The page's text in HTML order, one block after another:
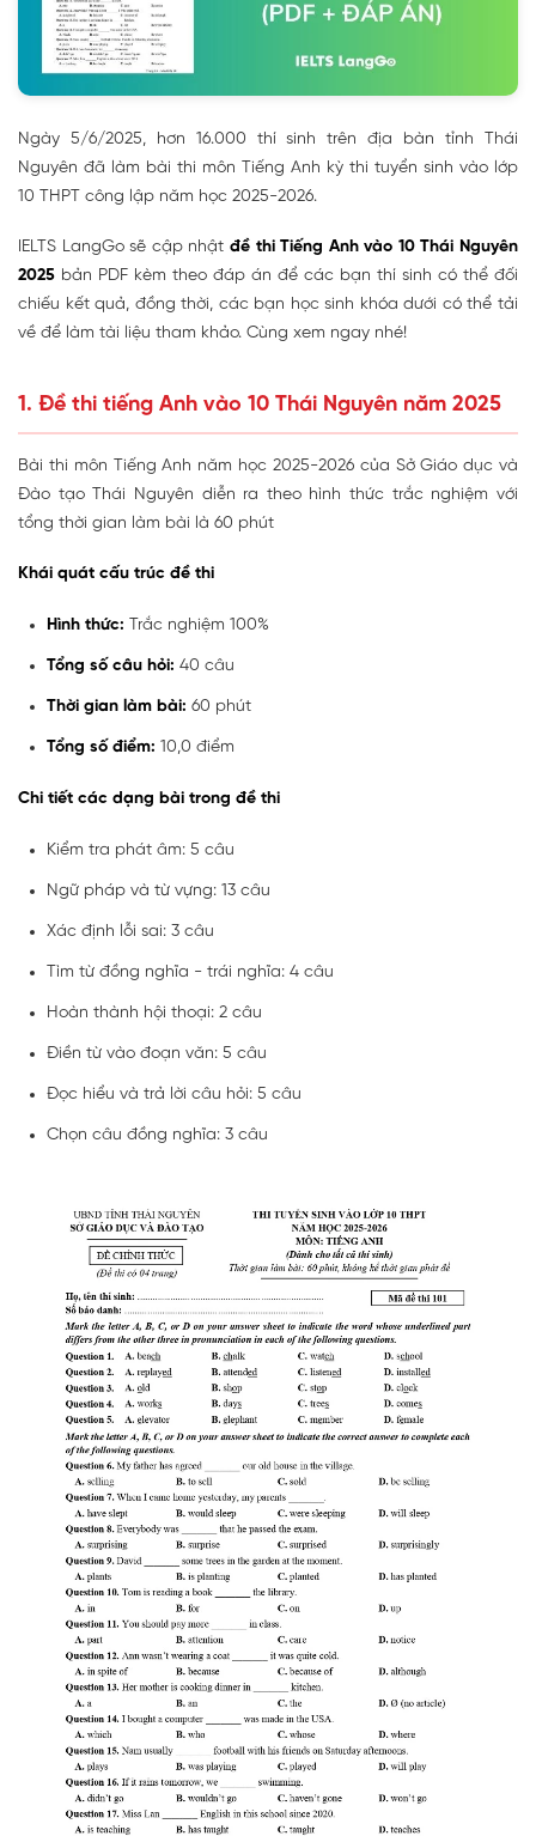
Ngày 5/6/2025, hơn 16.000 thí sinh trên địa bàn tỉnh Thái
Nguyên đã làm bài thi môn Tiếng Anh kỳ thi tuyển sinh vào lớp
10 THPT công lập năm học 2025-2026.
IELTS LangGo sẽ cập nhật đề thi Tiếng Anh vào 10 Thái Nguyên
2025 bản PDF kèm theo đáp án để các bạn thí sinh có thể đối
chiếu kết quả, đồng thời, các bạn học sinh khóa dưới có thể tải
về để làm tài liệu tham khảo. Cùng xem ngay nhé!
1. Đề thi tiếng Anh vào 10 Thái Nguyên năm 2025
Bài thi môn Tiếng Anh năm học 2025-2026 của Sở Giáo dục và
Đào tạo Thái Nguyên diễn ra theo hình thức trắc nghiệm với
tổng thời gian làm bài là 60 phút
Khái quát cấu trúc đề thi
Hình thức: Trắc nghiệm 100%
Tổng số câu hỏi: 40 câu
Thời gian làm bài: 60 phút
Tổng số điểm: 10,0 điểm
Chi tiết các dạng bài trong đề thi
Kiểm tra phát âm: 5 câu
Ngữ pháp và từ vựng: 13 câu
Xác định lỗi sai: 3 câu
Tìm từ đồng nghĩa - trái nghĩa: 4 câu
Hoàn thành hội thoại: 2 câu
Điền từ vào đoạn văn: 5 câu
Đọc hiểu và trả lời câu hỏi: 5 câu
Chọn câu đồng nghĩa: 3 câu